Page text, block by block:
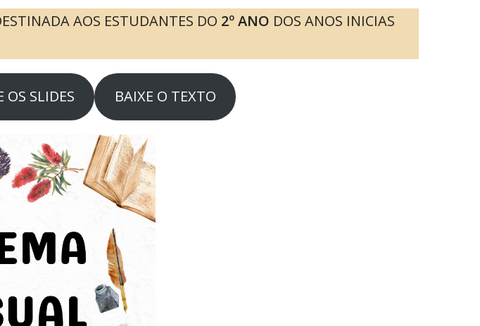
AOS ESTUDANTES DO 2º ANO DOS ANOS INICIAS
OS SLIDES BAIXE O TEXTO